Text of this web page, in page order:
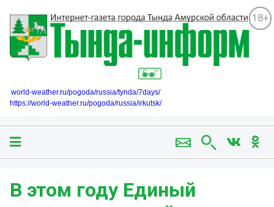
18+
world-weather.ru/pogoda/russia/tynda/7days/
https://world-weather.ru/pogoda/russia/irkutsk/
В этом году Единый